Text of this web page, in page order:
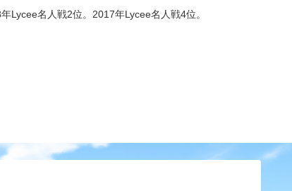
Lycee名人戦2位。2017年Lycee名人戦4位。